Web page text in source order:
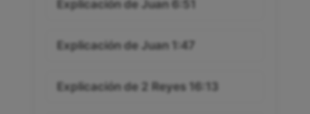
Explicación de Juan 6:51
Explicación de Juan 1:47
Explicación de 2 Reyes 16:13